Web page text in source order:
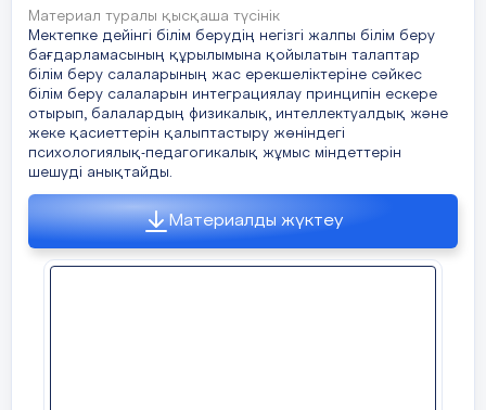
—Танымдық деңгейі артады.
1. «Салат» саусақ ойыны
Сәбізді алып тазалаймыз (оң қолды жұдырыққа
түйіп, сол қолдың алақанына
ысқылайды)
Үккішпен үгіп майдалаймыз (екі қолды
жұдырыққа түйіп кеудеге ұстап,
Материал туралы қысқаша түсінік
Мектепке дейінгі білім берудің негізгі жалпы білім беру
бағдарламасының құрылымына қойылатын талаптар
білім беру салаларының жас ерекшеліктеріне сәйкес
білім беру салаларын интеграциялау принципін ескере
отырып, балалардың физикалық, интеллектуалдық және
жеке қасиеттерін қалыптастыру жөніндегі
психологиялық-педагогикалық жұмыс міндеттерін
шешуді анықтайды.
Материалды жүктеу